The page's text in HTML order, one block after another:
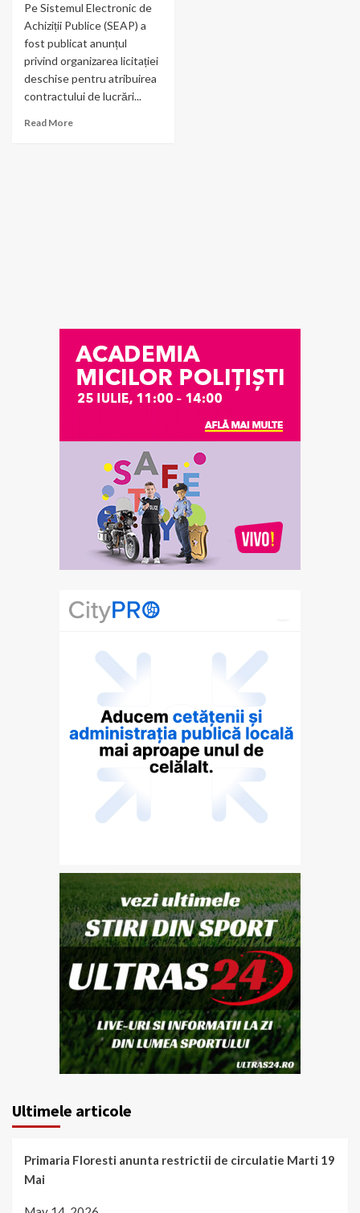
Pe Sistemul Electronic de
Achiziții Publice (SEAP) a
fost publicat anunțul
privind organizarea licitației
deschise pentru atribuirea
contractului de lucrări...
Read More
Ultimele articole
Primaria Floresti anunta restrictii de circulatie Marti 19
Mai